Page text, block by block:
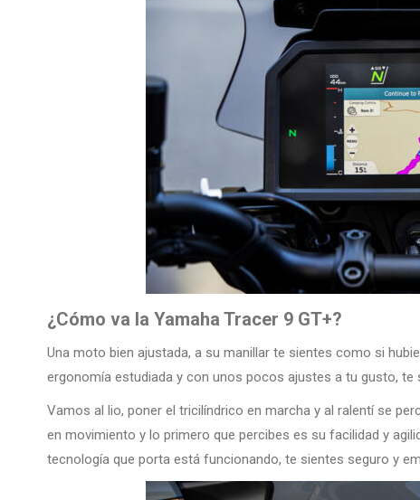
¿Cómo va la Yamaha Tracer 9 GT+?
Una moto bien ajustada, a su manillar te sientes como si
ergonomía estudiada y con unos pocos ajustes a tu gusto,
Vamos al lio, poner el tricilíndrico en marcha y al ralentí se
en movimiento y lo primero que percibes es su facilidad y
tecnología que porta está funcionando, te sientes seguro y